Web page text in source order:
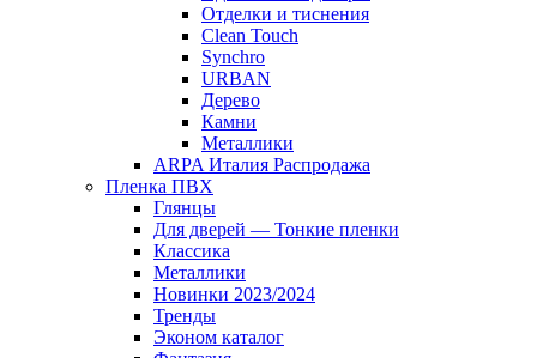
Отделки и тиснения
Clean Touch
Synchro
URBAN
Дерево
Камни
Металлики
ARPA Италия Распродажа
Пленка ПВХ
Глянцы
Для дверей — Тонкие пленки
Классика
Металлики
Новинки 2023/2024
Тренды
Эконом каталог